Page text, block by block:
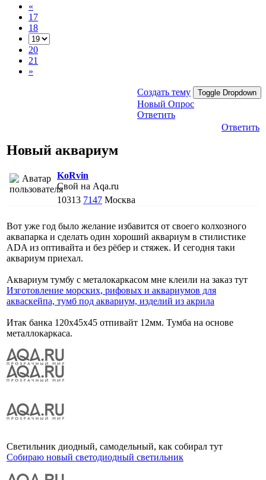
«
17
18
20
21
»
Создать тему Toggle Dropdown
Новый Опрос
Ответить
Ответить
Новый аквариум
KoRvin
Свой на Aqa.ru
10313 7147 Москва
Вот уже год было желание избавится от своего колхозного
аквапарка и сделать один хороший аквариум в стилистике
ADA из оптивайта и без рёбер и стяжек. И сегодня таки
аквариум приехал.
Аквариум тумбу с металокаркасом мне клеили на заказ тут
Изготовление морских, рифовых и аквариумов для
акваскейпа, тумб под аквариум, изделий из акрила
Итак банка 120х45х45 отпивайт 12мм. Тумба на основе
металлокаркаса.
Светильник диодный, самодельный, как собирал тут
Собираю новый светодиодный светильник